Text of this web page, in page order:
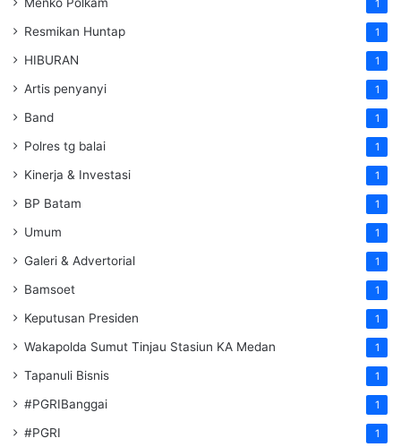
Menko Polkam 1
Resmikan Huntap 1
HIBURAN 1
Artis penyanyi 1
Band 1
Polres tg balai 1
Kinerja & Investasi 1
BP Batam 1
Umum 1
Galeri & Advertorial 1
Bamsoet 1
Keputusan Presiden 1
Wakapolda Sumut Tinjau Stasiun KA Medan 1
Tapanuli Bisnis 1
#PGRIBanggai 1
#PGRI 1